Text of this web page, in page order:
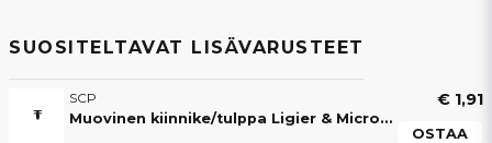
SUOSITELTAVAT LISÄVARUSTEET
SCP
Muovinen kiinnike/tulppa Ligier & Microcar
€ 1,91
OSTAA